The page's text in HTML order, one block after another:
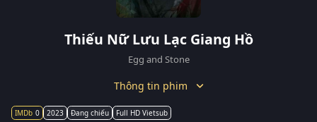
Thiếu Nữ Lưu Lạc Giang Hồ
Egg and Stone
Thông tin phim
0 2023 Đang chiếu Full HD Vietsub